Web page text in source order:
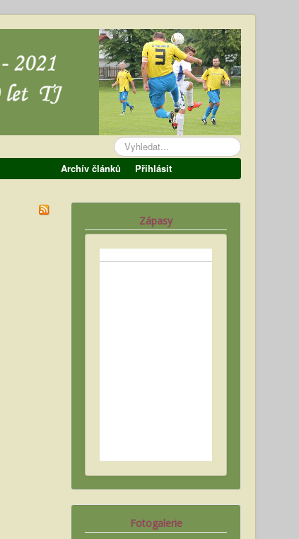
Vyhledávání...
Archív článků Přihlásit
Zápasy
Fotogalerie